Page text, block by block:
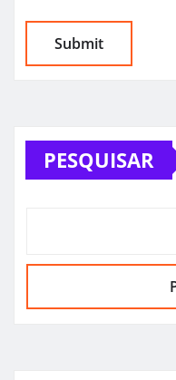
PESQUISAR